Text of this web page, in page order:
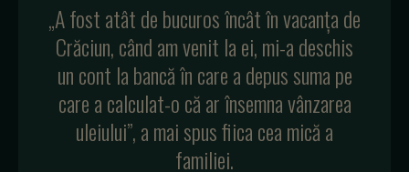
„A fost atât de bucuros încât în vacanța de
Crăciun, când am venit la ei, mi-a deschis
un cont la bancă în care a depus suma pe
care a calculat-o că ar însemna vânzarea
uleiului”, a mai spus fiica cea mică a
familiei.